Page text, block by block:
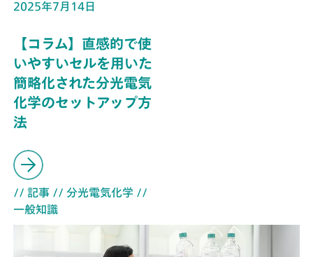
2025年7月14日
【コラム】直感的で使
いやすいセルを用いた
簡略化された分光電気
化学のセットアップ方
法
// 記事 // 分光電気化学 //
一般知識